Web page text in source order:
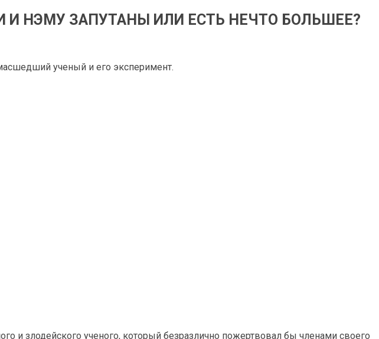
НЭМУ ЗАПУТАНЫ ИЛИ ЕСТЬ НЕЧТО БОЛЬШЕЕ?
ученый и его эксперимент.
и злодейского ученого, который безразлично пожертвовал бы членами своего